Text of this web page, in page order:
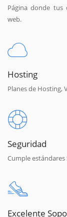
Página donde tus
web.
Hosting
Planes de Hosting,
Seguridad
Cumple
Excelente